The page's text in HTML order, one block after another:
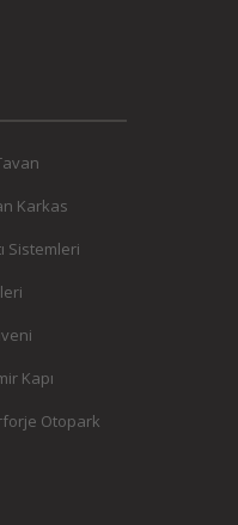
Karkas
Sistemleri
Kapı
Otopark